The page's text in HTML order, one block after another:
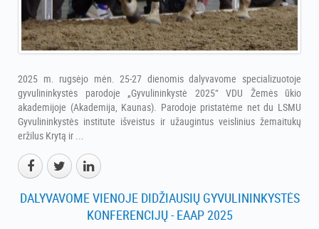
2025 m. rugsėjo mėn. 25-27 dienomis dalyvavome specializuotoje
gyvulininkystės parodoje „Gyvulininkystė 2025“ VDU Žemės ūkio
akademijoje (Akademija, Kaunas). Parodoje pristatėme net du LSMU
Gyvulininkystės institute išveistus ir užaugintus veislinius žemaitukų
eržilus Krytą ir ...
DALYVAVOME VIENOJE DIDŽIAUSIŲ GYVULININKYSTĖS
KONFERENCIJŲ - EAAP 2025